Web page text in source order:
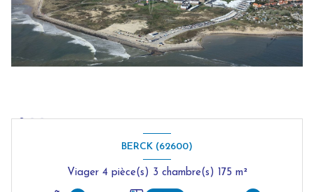
BERCK (62600)
Viager 4 pièce(s) 3 chambre(s) 175 m²